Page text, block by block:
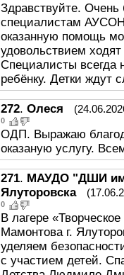
Здравствуйте.
специалистам
оказанную помощь
удовольствием
Специалисты всегда
ребёнку. Детки ждут
272. Олеся
0
ОДП. Выражаю
оказаную услугу.
271. МАУДО "ДШИ
Ялуторовска
0
В лагере
Мамонтова г.
уделяем
с участием детей.